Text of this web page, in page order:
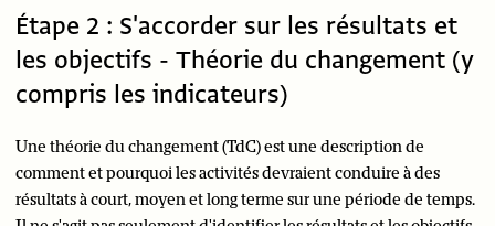
Étape 2 : S'accorder sur les résultats et
les objectifs - Théorie du changement (y
compris les indicateurs)
Une théorie du changement (TdC) est une description de
comment et pourquoi les activités devraient conduire à des
résultats à court, moyen et long terme sur une période de temps.